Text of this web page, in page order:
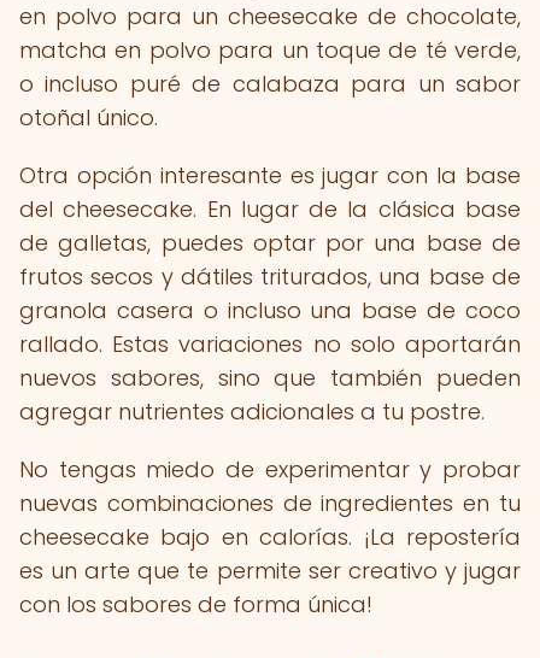
en polvo para un cheesecake de chocolate,
matcha en polvo para un toque de té verde,
o incluso puré de calabaza para un sabor
otoñal único.
Otra opción interesante es jugar con la base
del cheesecake. En lugar de la clásica base
de galletas, puedes optar por una base de
frutos secos y dátiles triturados, una base de
granola casera o incluso una base de coco
rallado. Estas variaciones no solo aportarán
nuevos sabores, sino que también pueden
agregar nutrientes adicionales a tu postre.
No tengas miedo de experimentar y probar
nuevas combinaciones de ingredientes en tu
cheesecake bajo en calorías. ¡La repostería
es un arte que te permite ser creativo y jugar
con los sabores de forma única!